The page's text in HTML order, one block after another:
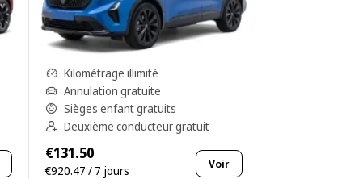
Kilométrage illimité
Annulation gratuite
Sièges enfant gratuits
Deuxième conducteur gratuit
€131.50
€920.47 / 7 jours Voir